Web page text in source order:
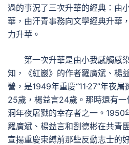
過的事況了三次升華的經典：由
華，由汗青事務向文學經典升華
力升華。
第一次升華是由小我感觸感
知，《紅巖》的作者羅廣斌、楊
營，是1949年重慶“11·27”年夜
25歲，楊益言24歲。那時還有
洞年夜屠戮的幸存者之一。1950
羅廣斌、楊益言和劉德彬在共青
宣揚重慶束縛前那些反動志士的